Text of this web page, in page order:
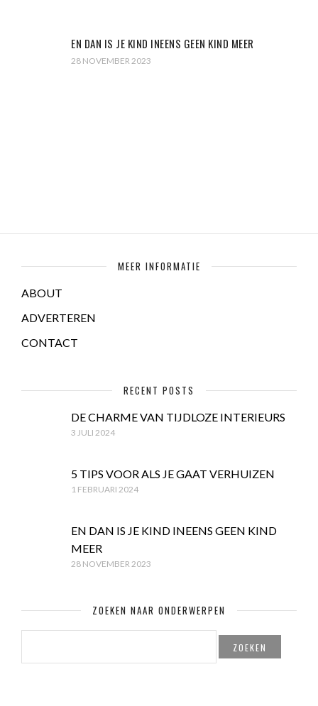
EN DAN IS JE KIND INEENS GEEN KIND MEER
28 NOVEMBER 2023
MEER INFORMATIE
ABOUT
ADVERTEREN
CONTACT
RECENT POSTS
DE CHARME VAN TIJDLOZE INTERIEURS
3 JULI 2024
5 TIPS VOOR ALS JE GAAT VERHUIZEN
1 FEBRUARI 2024
EN DAN IS JE KIND INEENS GEEN KIND
MEER
28 NOVEMBER 2023
ZOEKEN NAAR ONDERWERPEN
ZOEKEN